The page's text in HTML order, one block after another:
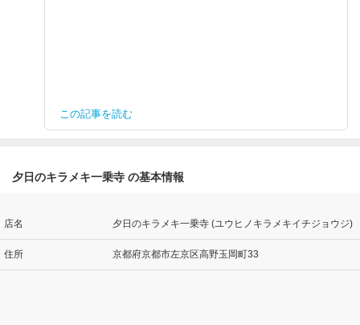
この記事を読む
夕日のキラメキ一乗寺 の基本情報
店名 夕日のキラメキ一乗寺 (ユウヒノキラメキイチジョウジ)
住所 京都府京都市左京区高野玉岡町33